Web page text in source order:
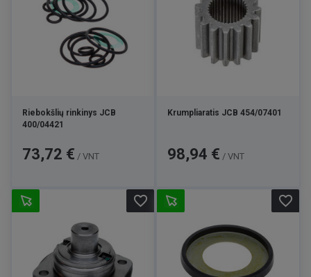
Riebokšlių rinkinys JCB
400/04421
Kaina
73,72 € / VNT
Krumpliaratis JCB 454/07401
Kaina
98,94 € / VNT
favorite_border favorite_border